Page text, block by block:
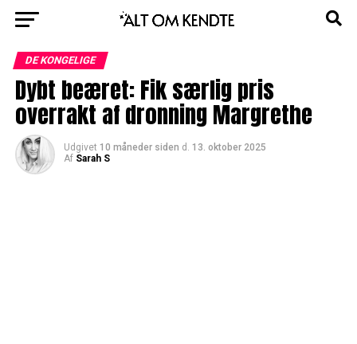
DE KONGELIGE
Dybt beæret: Fik særlig pris
overrakt af dronning Margrethe
Udgivet 10 måneder siden d. 13. oktober 2025
Af Sarah S